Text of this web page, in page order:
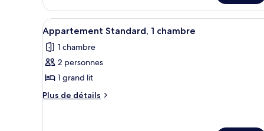
Exécutif,
1
chambre
de
chambre
Appartement
Exécutif,
chambre
Afficher
toutes
les
photos
pour
ce
Une chambre d’hôtel avec
9
Appartement Standard, 1 chambre
1 chambre
2 personnes
1 grand lit
Plus de détails
Plus